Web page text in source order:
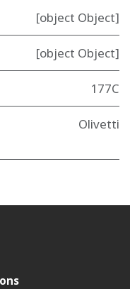
[object Object]
[object Object]
177C
Olivetti